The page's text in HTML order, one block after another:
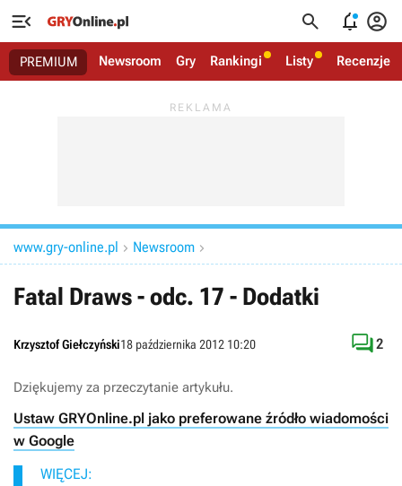
   
PREMIUM Newsroom Gry Rankingi Listy Recenzje
www.gry-online.pl  Newsroom 
Fatal Draws - odc. 17 - Dodatki
Krzysztof Giełczyński18 października 2012 10:20 2
Dziękujemy za przeczytanie artykułu.
Ustaw GRYOnline.pl jako preferowane źródło wiadomości
w Google
WIĘCEJ: